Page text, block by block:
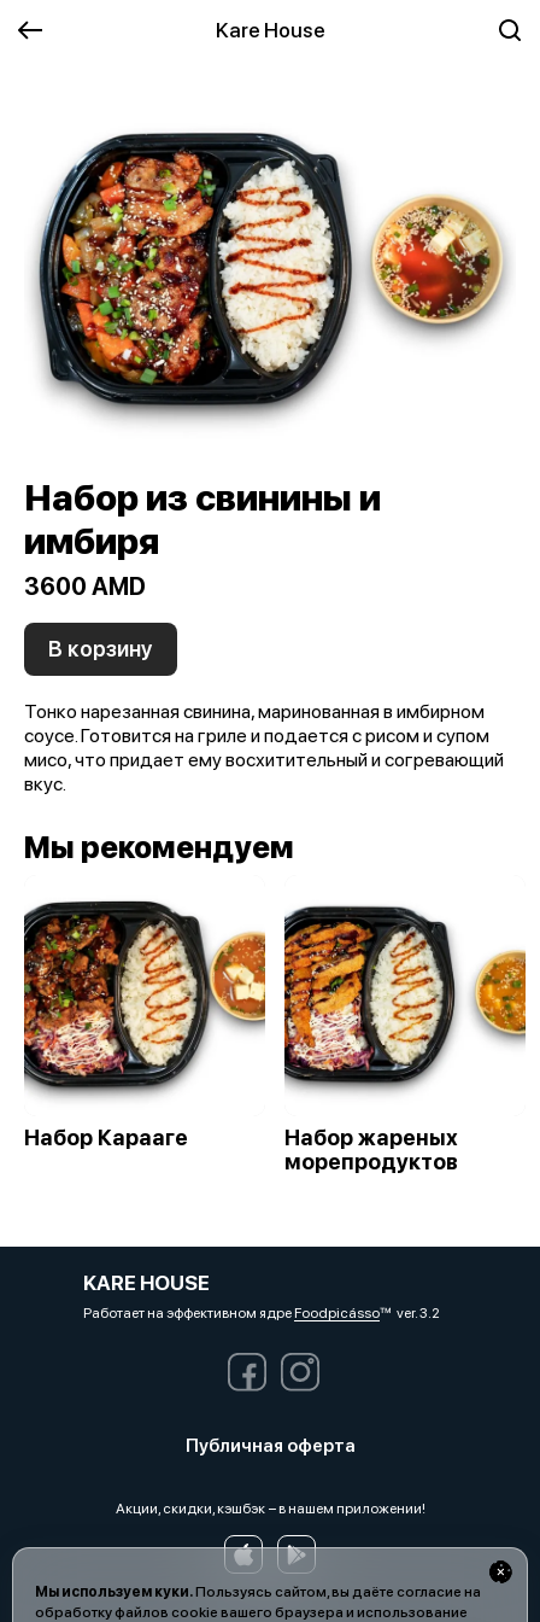
Kare House
Мы используем куки.Пользуясь сайтом, вы даёте согласие на
обработку файлов cookie вашего браузера и использование
Набор из свинины и
имбиря
3600 AMD
В корзину
Тонко нарезанная свинина, маринованная в имбирном
соусе. Готовится на гриле и подается с рисом и супом
мисо, что придает ему восхитительный и согревающий
вкус.
Мы рекомендуем
Набор Карааге
Набор жареных
морепродуктов
KARE HOUSE
Работает на эффективном ядреFoodpicássover. 3.2
Публичная оферта
Акции, скидки, кэшбэк − в нашем приложении!